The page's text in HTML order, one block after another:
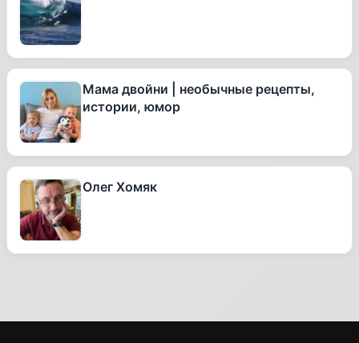
Мама двойни | необычные рецепты,
истории, юмор
Олег Хомяк